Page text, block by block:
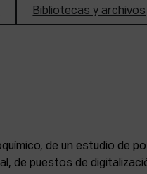
Bibliotecas y archivos